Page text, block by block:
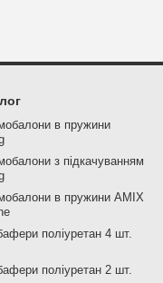
в пружини
з підкачуванням
в пружини AMIX
поліуретан 4 шт.
поліуретан 2 шт.